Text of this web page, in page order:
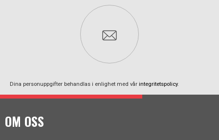
Dina personuppgifter behandlas i enlighet med vår integritetspolicy.
OM OSS